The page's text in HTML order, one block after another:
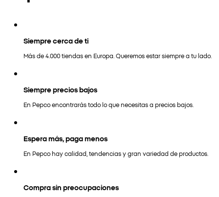
Siempre cerca de ti
Más de 4.000 tiendas en Europa. Queremos estar siempre a tu lado.
Siempre precios bajos
En Pepco encontrarás todo lo que necesitas a precios bajos.
Espera más, paga menos
En Pepco hay calidad, tendencias y gran variedad de productos.
Compra sin preocupaciones